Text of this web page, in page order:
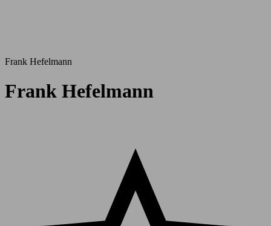
Frank Hefelmann
Frank Hefelmann